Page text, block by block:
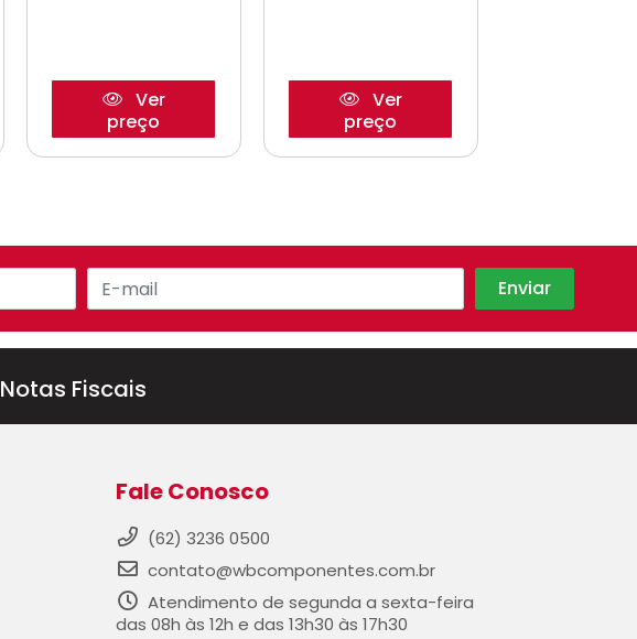
Ver
preço
Ver
preço
Notas Fiscais
Fale Conosco
(62) 3236 0500
contato@wbcomponentes.com.br
Atendimento de segunda a sexta-feira
das 08h às 12h e das 13h30 às 17h30